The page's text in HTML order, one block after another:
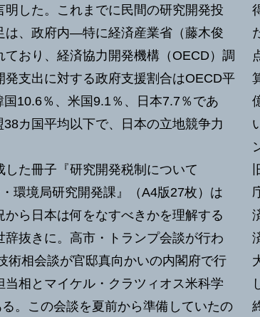
した。これまでに民間の研究開発投
は、政府内―特に経済産業省（藤木俊
おり、経済協力開発機構（OECD）調
支出に対する政府支援割合はOECD平
10.6％、米国9.1％、日本7.7％であ
カ国平均以下で、日本の立地競争力
た冊子『研究開発税制について
環境局研究開発課』（A4版27枚）は
ら日本は何をなすべきかを理解する
抜きに。高市・トランプ会談が行わ
術相会談が官邸真向かいの内閣府で行
相とマイケル・クラツィオス米科学
。この会談を夏前から準備していたの